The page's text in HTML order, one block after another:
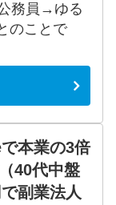
務員→ゆる
のことで
本業の3倍
40代中盤
副業法人